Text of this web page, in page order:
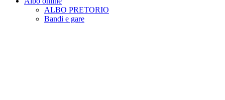
ALBO PRETORIO
Bandi e gare